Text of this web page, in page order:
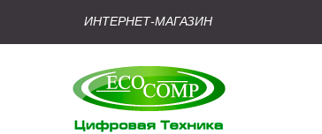
ИНТЕРНЕТ-МАГАЗИН